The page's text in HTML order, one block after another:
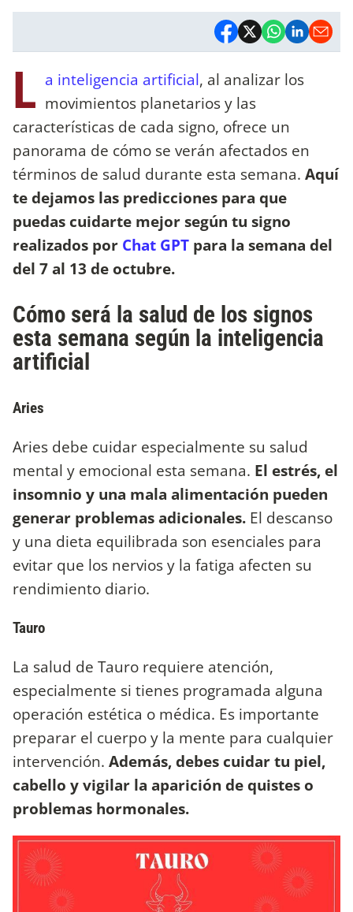
L a inteligencia artificial, al analizar los
movimientos planetarios y las
características de cada signo, ofrece un
panorama de cómo se verán afectados en
términos de salud durante esta semana. Aquí
te dejamos las predicciones para que
puedas cuidarte mejor según tu signo
realizados por Chat GPT para la semana del
del 7 al 13 de octubre.
Cómo será la salud de los signos
esta semana según la inteligencia
artificial
Aries
Aries debe cuidar especialmente su salud
mental y emocional esta semana. El estrés, el
insomnio y una mala alimentación pueden
generar problemas adicionales. El descanso
y una dieta equilibrada son esenciales para
evitar que los nervios y la fatiga afecten su
rendimiento diario.
Tauro
La salud de Tauro requiere atención,
especialmente si tienes programada alguna
operación estética o médica. Es importante
preparar el cuerpo y la mente para cualquier
intervención. Además, debes cuidar tu piel,
cabello y vigilar la aparición de quistes o
problemas hormonales.